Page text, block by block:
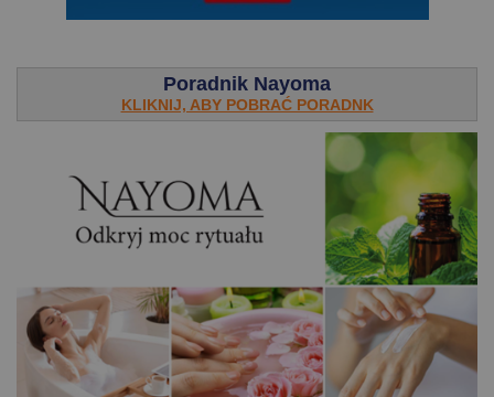
Poradnik Nayoma
KLIKNIJ, ABY POBRAĆ PORADNK